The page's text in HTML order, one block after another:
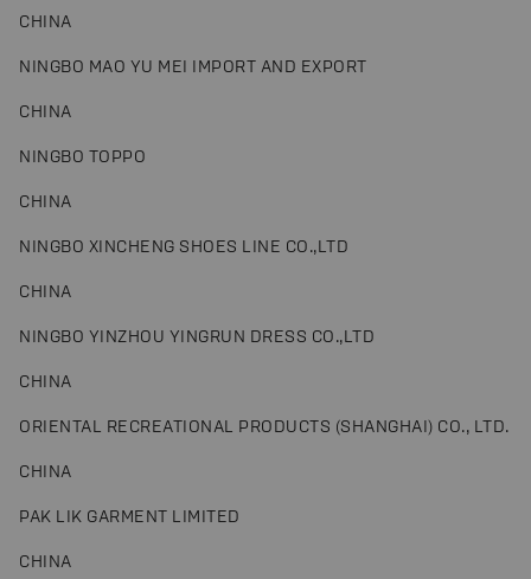
CHINA
NINGBO MAO YU MEI IMPORT AND EXPORT
CHINA
NINGBO TOPPO
CHINA
NINGBO XINCHENG SHOES LINE CO.,LTD
CHINA
NINGBO YINZHOU YINGRUN DRESS CO.,LTD
CHINA
ORIENTAL RECREATIONAL PRODUCTS (SHANGHAI) CO., LTD.
CHINA
PAK LIK GARMENT LIMITED
CHINA